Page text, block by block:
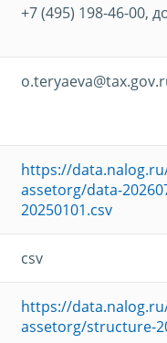
+7 (495) 198-46-00,
https://
assetorg/data-
20250101.csv
csv
https://
assetorg/structure-